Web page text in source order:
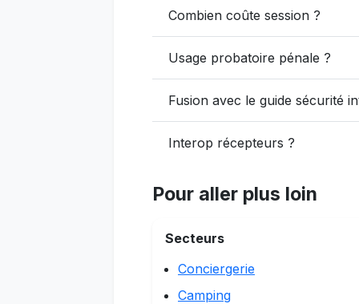
Combien coûte session ?
Usage probatoire pénale ?
Fusion avec le guide sécurité
Interop récepteurs ?
Pour aller plus loin
Secteurs
Conciergerie
Camping